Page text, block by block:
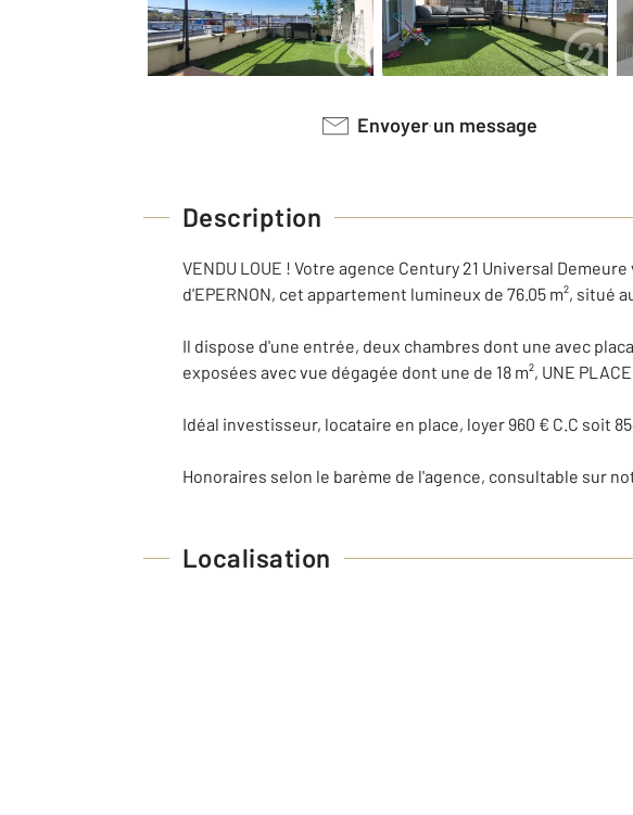
Envoyer un message
Description
VENDU LOUE ! Votre agence Century 21 Universal
d'EPERNON, cet appartement lumineux de 76.05 m²,
Il dispose d'une entrée, deux chambres dont une avec
exposées avec vue dégagée dont une de 18 m², UNE
Idéal investisseur, locataire en place, loyer 960 € C.C soit
Honoraires selon le barème de l'agence, consultable sur
Localisation